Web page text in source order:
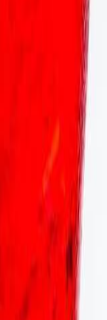
de este tipo de
con 119.
aumentando
a su familia",
innovación